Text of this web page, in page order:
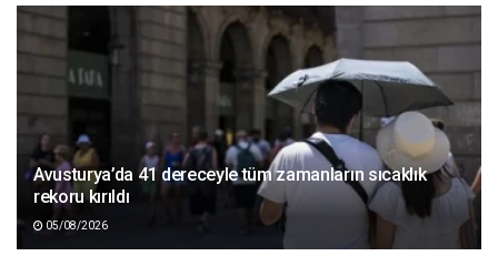
Avusturya’da 41 dereceyle tüm zamanların sıcaklık
rekoru kırıldı
05/08/2026